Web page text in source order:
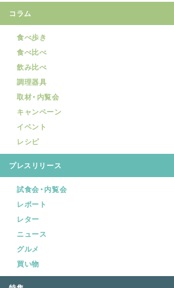
コラム
食べ歩き
食べ比べ
飲み比べ
調理器具
取材・内覧会
キャンペーン
イベント
レシピ
プレスリリース
試食会・内覧会
レポート
レター
ニュース
グルメ
買い物